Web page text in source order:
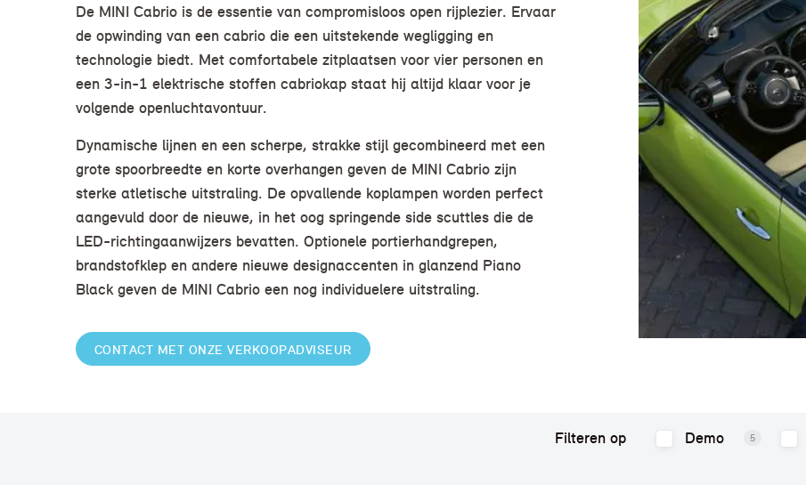
De MINI Cabrio is de essentie van compromisloos open rijplezier. Ervaar
de opwinding van een cabrio die een uitstekende wegligging en
technologie biedt. Met comfortabele zitplaatsen voor vier personen en
een 3-in-1 elektrische stoffen cabriokap staat hij altijd klaar voor je
volgende openluchtavontuur.
Dynamische lijnen en een scherpe, strakke stijl gecombineerd met een
grote spoorbreedte en korte overhangen geven de MINI Cabrio zijn
sterke atletische uitstraling. De opvallende koplampen worden perfect
aangevuld door de nieuwe, in het oog springende side scuttles die de
LED-richtingaanwijzers bevatten. Optionele portierhandgrepen,
brandstofklep en andere nieuwe designaccenten in glanzend Piano
Black geven de MINI Cabrio een nog individuelere uitstraling.
CONTACT MET ONZE VERKOOPADVISEUR
Filteren op Demo 5